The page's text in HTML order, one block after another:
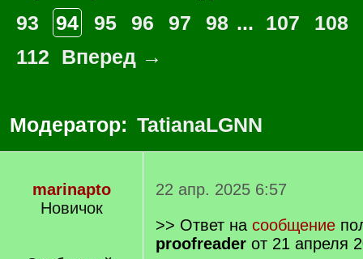
93
94 95 96 97 98 ... 107
108
112
Вперед →
Модератор: TatianaLGNN
marinapto
Новичок
22 апр. 2025 6:57
>> Ответ на сообщение
proofreader от 21 апреля